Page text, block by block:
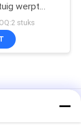
werpt
450 * 86 *
56
stuks
mini-lader